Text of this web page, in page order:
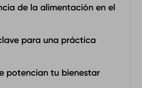
de la alimentación en el
para una práctica
potencian tu bienestar